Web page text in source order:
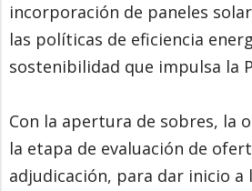
incorporación de paneles
las políticas de eficiencia
sostenibilidad que impulsa la
Con la apertura de sobres, la
la etapa de evaluación de
adjudicación, para dar inicio a